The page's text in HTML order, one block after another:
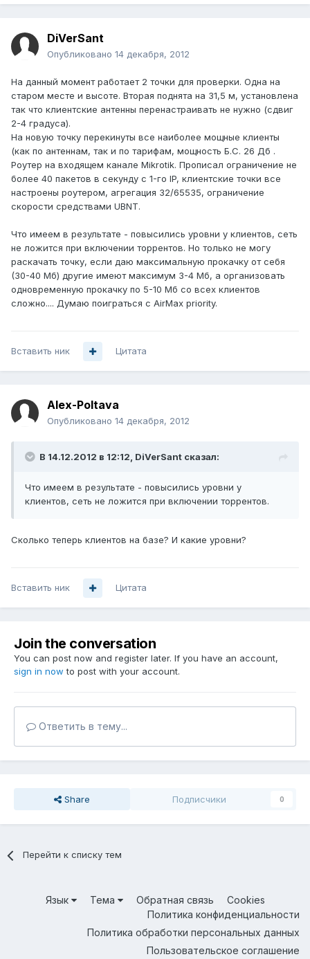
DiVerSant
Опубликовано 14 декабря, 2012
На данный момент работает 2 точки для проверки. Одна на
старом месте и высоте. Вторая поднята на 31,5 м, установлена
так что клиентские антенны перенастраивать не нужно (сдвиг
2-4 градуса).
На новую точку перекинуты все наиболее мощные клиенты
(как по антеннам, так и по тарифам, мощность Б.С. 26 Дб .
Роутер на входящем канале Mikrotik. Прописал ограничение не
более 40 пакетов в секунду с 1-го IP, клиентские точки все
настроены роутером, агрегация 32/65535, ограничение
скорости средствами UBNT.
Что имеем в результате - повысились уровни у клиентов, сеть
не ложится при включении торрентов. Но только не могу
раскачать точку, если даю максимальную прокачку от себя
(30-40 Мб) другие имеют максимум 3-4 Мб, а организовать
одновременную прокачку по 5-10 Мб со всех клиентов
сложно.... Думаю поиграться с AirMax priority.
Вставить ник Цитата
Alex-Poltava
Опубликовано 14 декабря, 2012
В 14.12.2012 в 12:12, DiVerSant сказал:
Что имеем в результате - повысились уровни у
клиентов, сеть не ложится при включении торрентов.
Сколько теперь клиентов на базе? И какие уровни?
Вставить ник Цитата
Join the conversation
You can post now and register later. If you have an account,
sign in now to post with your account.
Ответить в тему...
Share Подписчики 0
Перейти к списку тем
Язык Тема Обратная связь
Cookies
Политика конфиденциальности
Политика обработки персональных данных
Пользовательское соглашение